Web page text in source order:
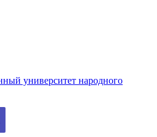
университет народного